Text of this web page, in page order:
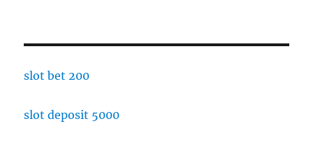
slot bet 200
slot deposit 5000